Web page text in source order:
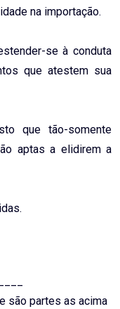
na importação.
se à conduta
que atestem sua
que tão-somente
aptas a elidirem a
são partes as acima